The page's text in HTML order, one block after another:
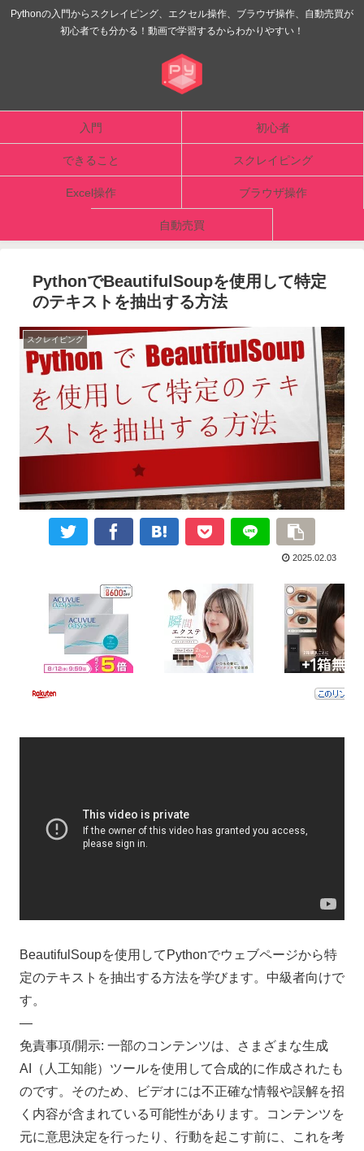
Pythonの入門からスクレイピング、エクセル操作、ブラウザ操作、自動売買が
初心者でも分かる！動画で学習するからわかりやすい！
入門 初心者
できること スクレイピング
Excel操作 ブラウザ操作
自動売買
PythonでBeautifulSoupを使用して特定
のテキストを抽出する方法
スクレイピング
2025.02.03
BeautifulSoupを使用してPythonでウェブページから特
定のテキストを抽出する方法を学びます。中級者向けで
す。
—
免責事項/開示: 一部のコンテンツは、さまざまな生成
AI（人工知能）ツールを使用して合成的に作成されたも
のです。そのため、ビデオには不正確な情報や誤解を招
く内容が含まれている可能性があります。コンテンツを
元に意思決定を行ったり、行動を起こす前に、これを考